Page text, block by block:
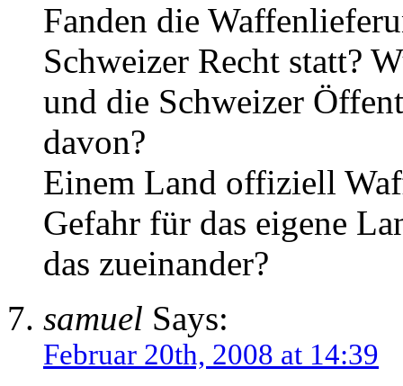
Fanden die
Schweizer Recht statt?
und die Schweizer
davon?
Einem Land offiziell
Gefahr für das eigene
das zueinander?
samuel Says:
Februar 20th, 2008 at 14:39